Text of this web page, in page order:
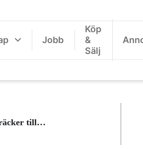
Jobb
Köp
&
Sälj
till…